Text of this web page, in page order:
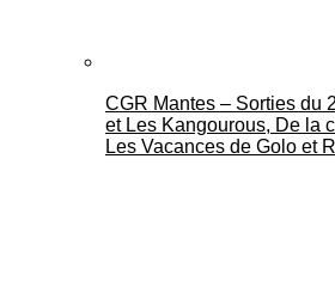
CGR Mantes – Sorties du
et Les Kangourous, De la
Les Vacances de Golo et